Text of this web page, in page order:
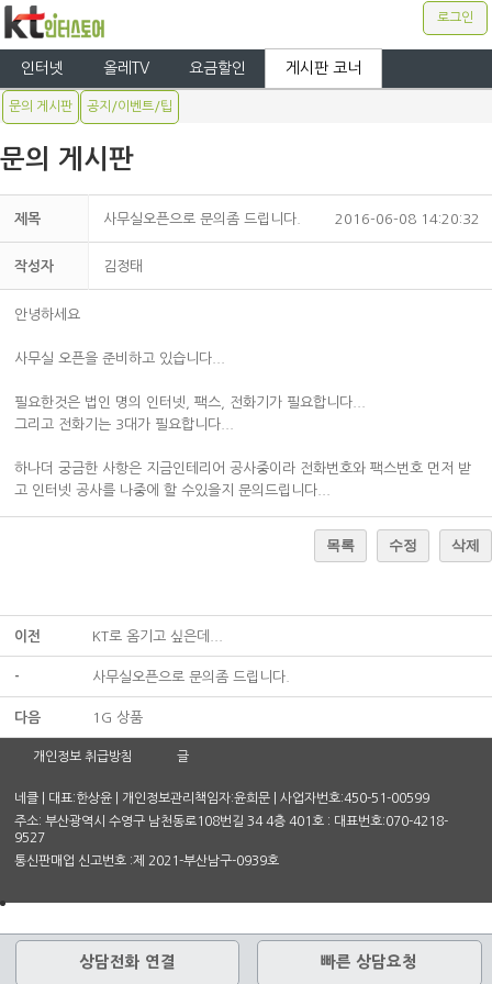
로그인
인터넷 올레TV 요금할인 게시판 코너
문의 게시판 공지/이벤트/팁
문의 게시판
제목 사무실오픈으로 문의좀 드립니다. 2016-06-08 14:20:32
작성자 김정태
안녕하세요
사무실 오픈을 준비하고 있습니다...
필요한것은 법인 명의 인터넷, 팩스, 전화기가 필요합니다...
그리고 전화기는 3대가 필요합니다...
하나더 궁금한 사항은 지금인테리어 공사중이라 전화번호와 팩스번호 먼저 받
고 인터넷 공사를 나중에 할 수있을지 문의드립니다...
목록 수정 삭제
이전 KT로 옴기고 싶은데...
- 사무실오픈으로 문의좀 드립니다.
다음 1G 상품
개인정보 취급방침 글
네클 | 대표:한상윤 | 개인정보관리책임자:윤희문 | 사업자번호:450-51-00599
주소: 부산광역시 수영구 남천동로108번길 34 4층 401호 : 대표번호:070-4218-
9527
통신판매업 신고번호 :제 2021-부산남구-0939호
상담전화 연결 빠른 상담요청